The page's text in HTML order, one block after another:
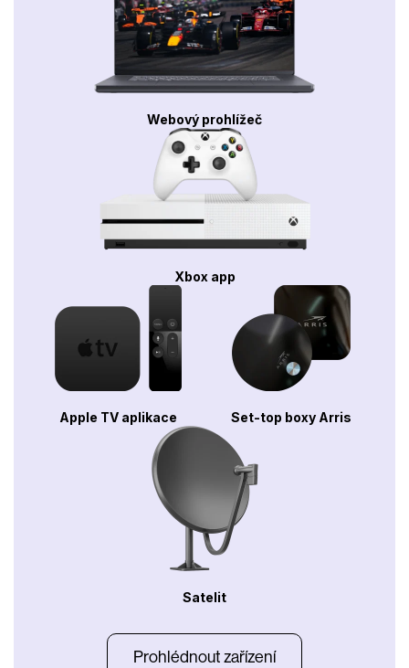
Webový prohlížeč
Xbox app
Apple TV aplikace Set-top boxy Arris
Satelit
Prohlédnout zařízení